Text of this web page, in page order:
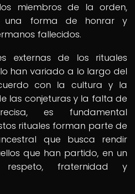
miembros de la orden,
una forma de honrar y
fallecidos.
externas de los rituales
han variado a lo largo del
con la cultura y la
las conjeturas y la falta de
es fundamental
rituales forman parte de
que busca rendir
que han partido, en un
fraternidad y